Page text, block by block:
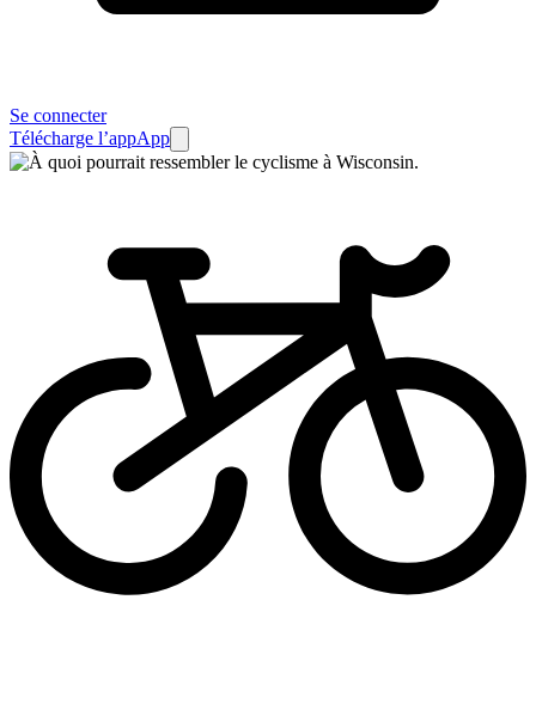
Se connecter
Télécharge l’appApp